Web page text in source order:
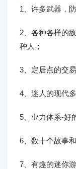
1、许多武器，
2、各种各样的
种人；
3、定居点的交易
4、迷人的现代
5、业力体系-好
6、数十个故事
7、有趣的迷你